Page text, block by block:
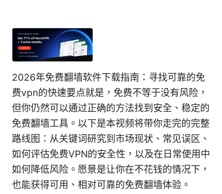
2026年免费翻墙软件下载指南：寻找可靠的免
费vpn的快速要点就是，免费不等于没有风险，
但你仍然可以通过正确的方法找到安全、稳定的
免费翻墙工具。以下是本视频将带你走完的完整
路线图：从关键词研究到市场现状、常见误区、
如何评估免费VPN的安全性，以及在日常使用中
如何降低风险。愿景是让你在不花钱的情况下，
也能获得可用、相对可靠的免费翻墙体验。